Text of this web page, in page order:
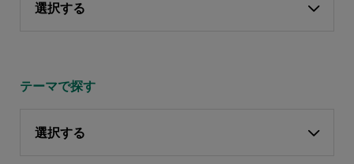
選択する
テーマで探す
選択する